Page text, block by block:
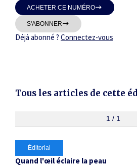
Thématiques
Dates
au
RECHERCHER
ACHETER CE NUMÉRO
S'ABONNER
Déjà abonné ? Connectez-vous
Tous les articles de cette
1 / 1
Éditorial
Quand l'œil éclaire la peau